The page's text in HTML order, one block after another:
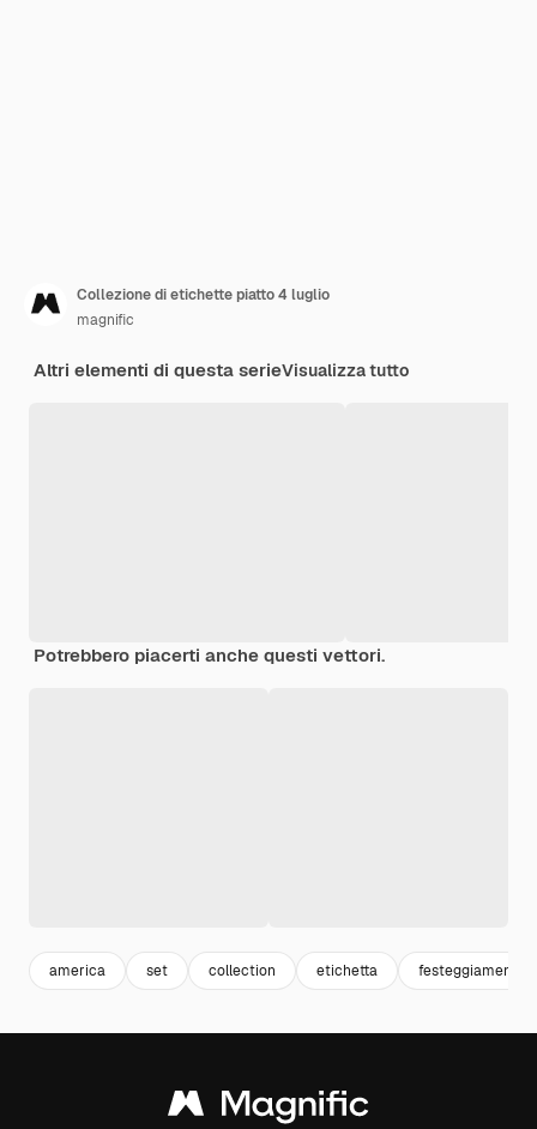
Collezione di etichette piatto 4 luglio
magnific
Altri elementi di questa serieVisualizza tutto
Potrebbero piacerti anche questi vettori.
america set collection etichetta festeggiamenti